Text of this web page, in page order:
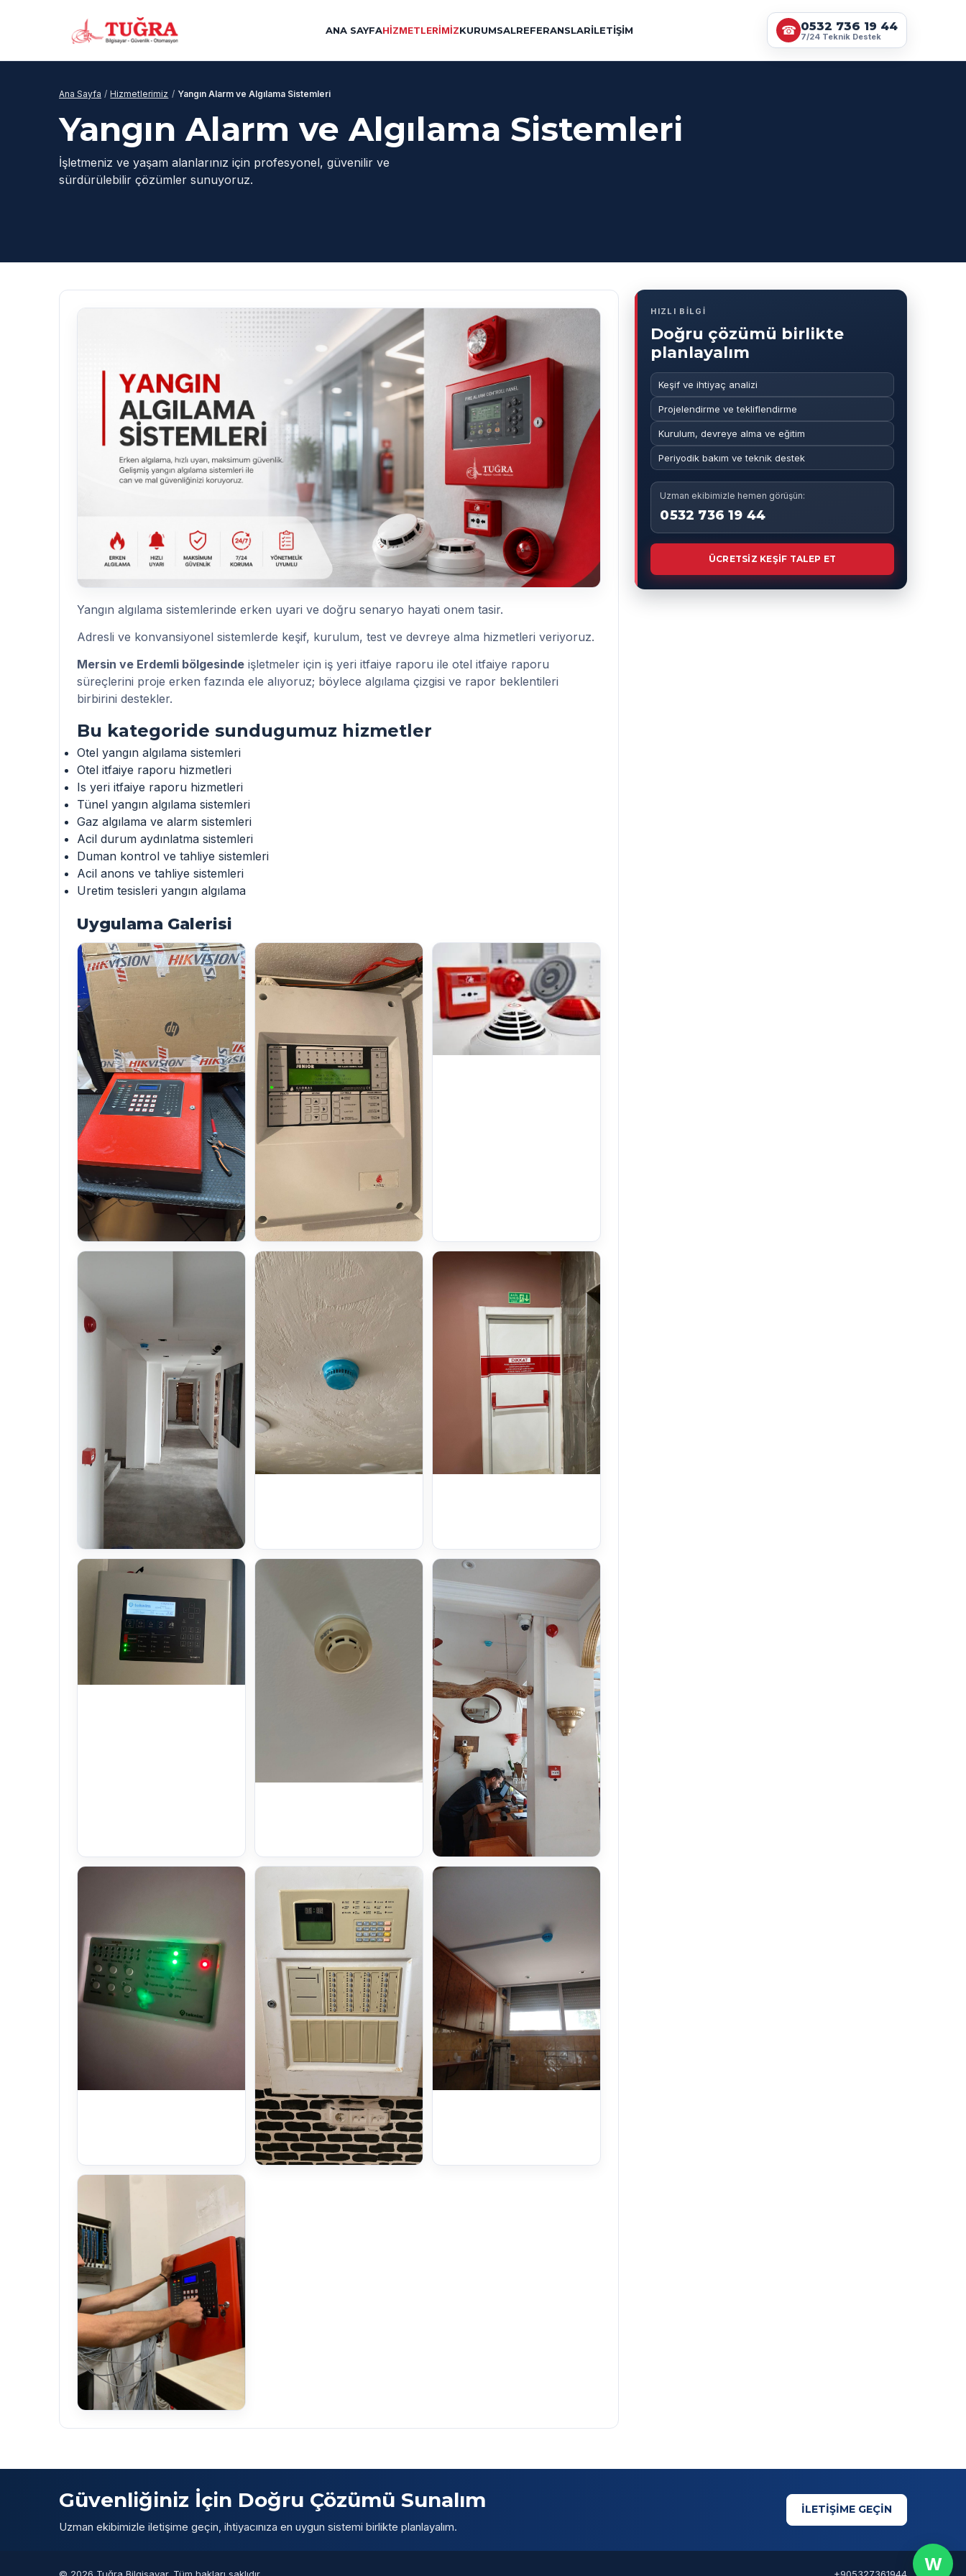
ANA SAYFAHİZMETLERİMİZKURUMSALREFERANSLARİLETİŞİM ☎ 0532 736 19 44
7/24 Teknik Destek
Ana Sayfa / Hizmetlerimiz / Yangın Alarm ve Algılama Sistemleri
Yangın Alarm ve Algılama Sistemleri
İşletmeniz ve yaşam alanlarınız için profesyonel, güvenilir ve
sürdürülebilir çözümler sunuyoruz.
Yangın algılama sistemlerinde erken uyari ve doğru senaryo hayati onem tasir.
Adresli ve konvansiyonel sistemlerde keşif, kurulum, test ve devreye alma hizmetleri veriyoruz.
Mersin ve Erdemli bölgesinde işletmeler için iş yeri itfaiye raporu ile otel itfaiye raporu
süreçlerini proje erken fazında ele alıyoruz; böylece algılama çizgisi ve rapor beklentileri
birbirini destekler.
Bu kategoride sundugumuz hizmetler
Otel yangın algılama sistemleri
Otel itfaiye raporu hizmetleri
Is yeri itfaiye raporu hizmetleri
Tünel yangın algılama sistemleri
Gaz algılama ve alarm sistemleri
Acil durum aydınlatma sistemleri
Duman kontrol ve tahliye sistemleri
Acil anons ve tahliye sistemleri
Uretim tesisleri yangın algılama
Uygulama Galerisi
HIZLI BİLGİ
Doğru çözümü birlikte
planlayalım
Keşif ve ihtiyaç analizi
Projelendirme ve tekliflendirme
Kurulum, devreye alma ve eğitim
Periyodik bakım ve teknik destek
Uzman ekibimizle hemen görüşün:
0532 736 19 44
ÜCRETSİZ KEŞİF TALEP ET
Güvenliğiniz İçin Doğru Çözümü Sunalım
Uzman ekibimizle iletişime geçin, ihtiyacınıza en uygun sistemi birlikte planlayalım.
İLETİŞİME GEÇİN
W